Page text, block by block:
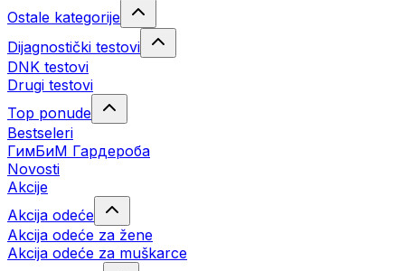
Ostale kategorije
Dijagnostički testovi
DNK testovi
Drugi testovi
Top ponude
Bestseleri
ГимБиМ Гардeробa
Novosti
Akcije
Akcija odeće
Akcija odeće za žene
Akcija odeće za muškarce